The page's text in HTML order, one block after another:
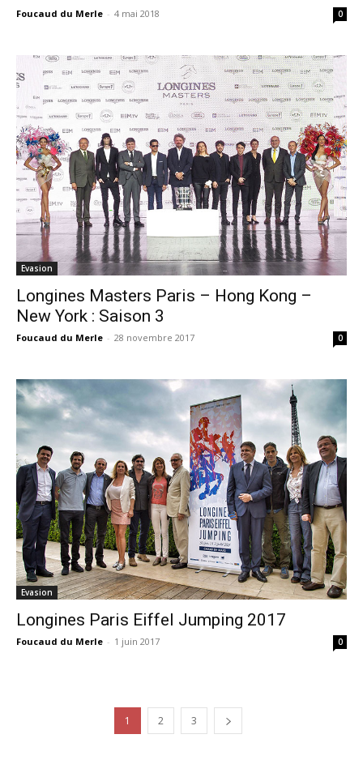
Foucaud du Merle - 4 mai 2018 0
Evasion
Longines Masters Paris – Hong Kong –
New York : Saison 3
Foucaud du Merle - 28 novembre 2017 0
Evasion
Longines Paris Eiffel Jumping 2017
Foucaud du Merle - 1 juin 2017 0
1 2 3